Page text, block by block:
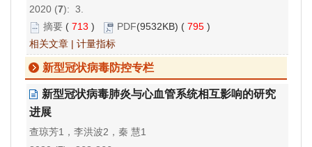
2020 (7): 3.
摘要 ( 713 ) PDF(9532KB) ( 795 )
相关文章 | 计量指标
新型冠状病毒防控专栏
新型冠状病毒肺炎与心血管系统相互影响的研究
进展
查琼芳1，李洪波2，秦 慧1